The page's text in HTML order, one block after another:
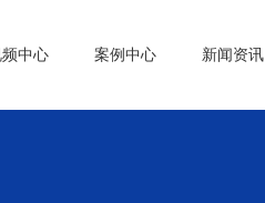
中心 案例中心 新闻资讯